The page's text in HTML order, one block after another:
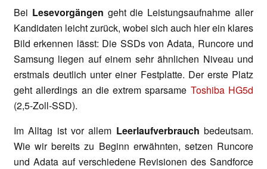
Bei Lesevorgängen geht die Leistungsaufnahme aller
Kandidaten leicht zurück, wobei sich auch hier ein klares
Bild erkennen lässt: Die SSDs von Adata, Runcore und
Samsung liegen auf einem sehr ähnlichen Niveau und
erstmals deutlich unter einer Festplatte. Der erste Platz
geht allerdings an die extrem sparsame Toshiba HG5d
(2,5-Zoll-SSD).
Im Alltag ist vor allem Leerlaufverbrauchbedeutsam.
Wie wir bereits zu Beginn erwähnten, setzen Runcore
und Adata auf verschiedene Revisionen des Sandforce